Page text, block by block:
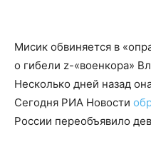
Мисик обвиняется в
о гибели z-«военкора»
Несколько дней назад
Сегодня РИА Новости
России переобъявило